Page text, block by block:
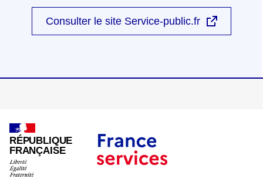
Consulter le site Service-public.fr
RÉPUBLIQUE
FRANÇAISE